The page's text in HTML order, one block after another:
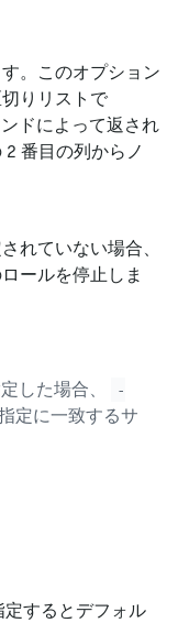
。このオプション
りリストで
ドによって返され
2 番目の列からノ
れていない場合、
ールを停止しま
した場合、
-
定に一致するサ
定するとデフォル